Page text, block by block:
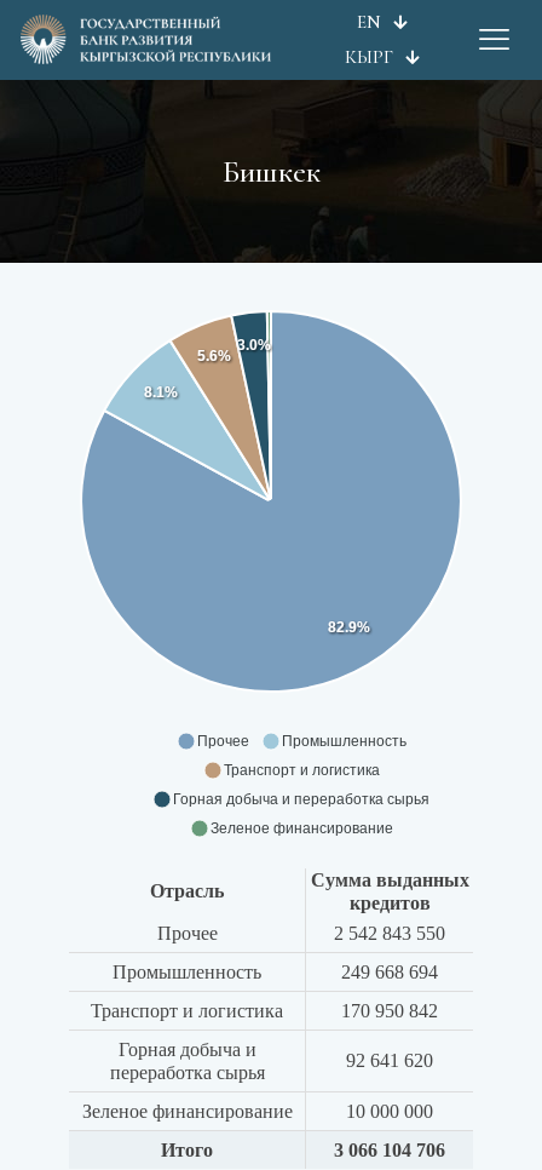
EN
КЫРГ
Бишкек
82.9%
8.1%
5.6%
3.0%
Прочее
Промышленность
Транспорт и логистика
Горная добыча и переработка сырья
Зеленое финансирование
Отрасль
Сумма выданных
кредитов
Прочее
2 542 843 550
Промышленность
249 668 694
Транспорт и логистика
170 950 842
Горная добыча и
переработка сырья
92 641 620
Зеленое финансирование
10 000 000
Итого
3 066 104 706